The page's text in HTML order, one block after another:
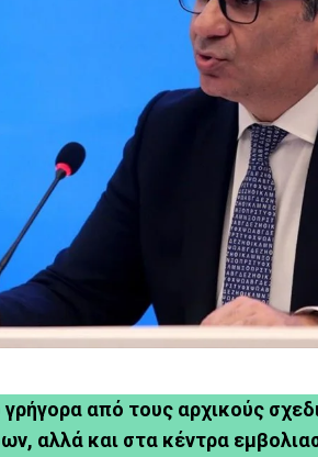
από τους αρχικούς
αλλά και στα κέντρα